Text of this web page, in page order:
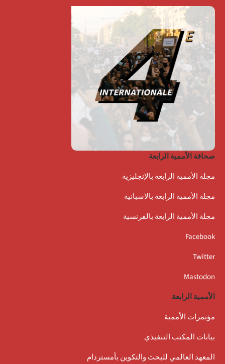
صحافة الأممية الرابعة
مجلة الأممية الرابعة بالإنجليزية
مجلة الأممية الرابعة بالاسبانية
مجلة الأممية الرابعة بالفرنسية
Facebook
Twitter
Mastodon
الأممية الرابعة
مؤتمرات الأممية
بيانات المكتب التنفيذي
المعهد العالمي للبحث والتكوين بأمستردام